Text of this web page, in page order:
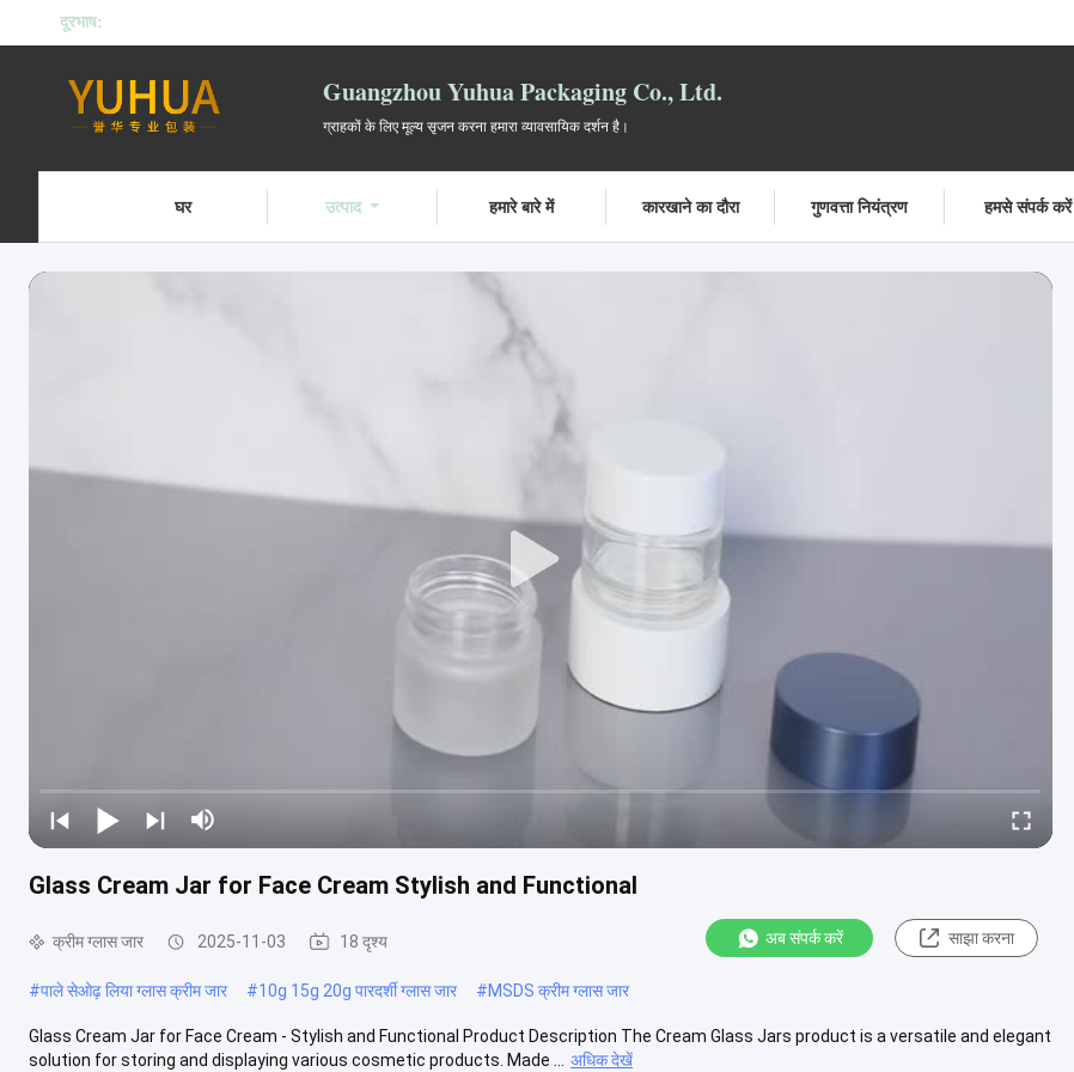
दूरभाष:
Guangzhou Yuhua Packaging Co., Ltd.
ग्राहकों के लिए मूल्य सृजन करना हमारा व्यावसायिक दर्शन है।
घर उत्पाद हमारे बारे में कारखाने का दौरा गुणवत्ता नियंत्रण हमसे संपर्क करें
Glass Cream Jar for Face Cream Stylish and Functional
क्रीम ग्लास जार 2025-11-03 18 दृश्य अब संपर्क करें साझा करना
#पाले सेओढ़ लिया ग्लास क्रीम जार #10g 15g 20g पारदर्शी ग्लास जार #MSDS क्रीम ग्लास जार
Glass Cream Jar for Face Cream - Stylish and Functional Product Description The Cream Glass Jars product is a versatile and elegant
solution for storing and displaying various cosmetic products. Made ...
अधिक देखें